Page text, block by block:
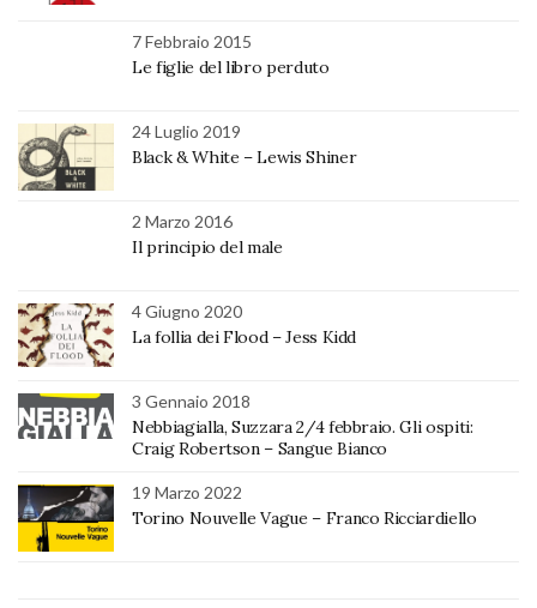
7 Febbraio 2015
Le figlie del libro perduto
24 Luglio 2019
Black & White – Lewis Shiner
2 Marzo 2016
Il principio del male
4 Giugno 2020
La follia dei Flood – Jess Kidd
3 Gennaio 2018
Nebbiagialla, Suzzara 2/4 febbraio. Gli ospiti:
Craig Robertson – Sangue Bianco
19 Marzo 2022
Torino Nouvelle Vague – Franco Ricciardiello